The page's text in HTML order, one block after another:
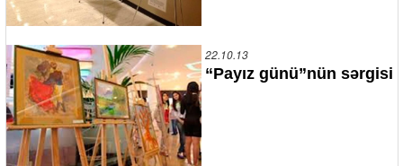
22.10.13
“Payız günü”nün sərgisi